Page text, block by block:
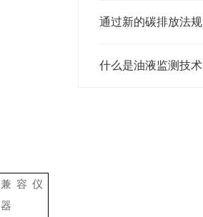
什么是油液监测技术
兼容仪
器